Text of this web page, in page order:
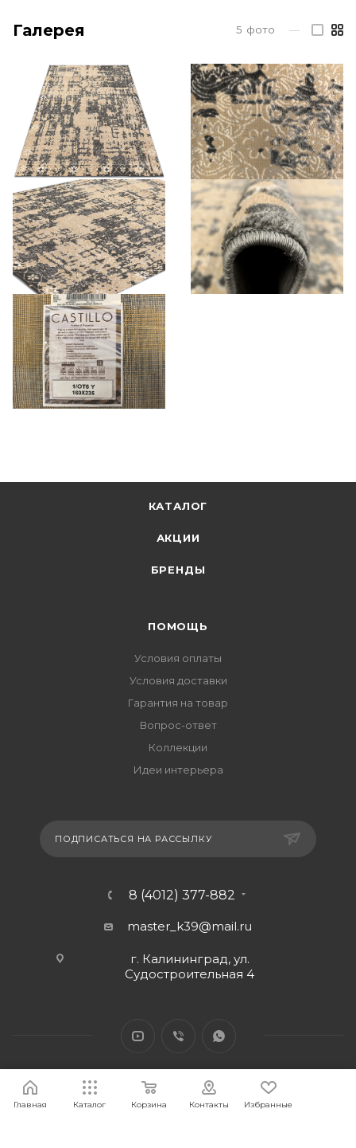
Галерея 5 фото —
КАТАЛОГ
АКЦИИ
БРЕНДЫ
ПОМОЩЬ
Условия оплаты
Условия доставки
Гарантия на товар
Вопрос-ответ
Коллекции
Идеи интерьера
ПОДПИСАТЬСЯ НА РАССЫЛКУ
8 (4012) 377-882
master_k39@mail.ru
г. Калининград, ул.
Судостроительная 4
Главная Каталог Корзина Контакты Избранные